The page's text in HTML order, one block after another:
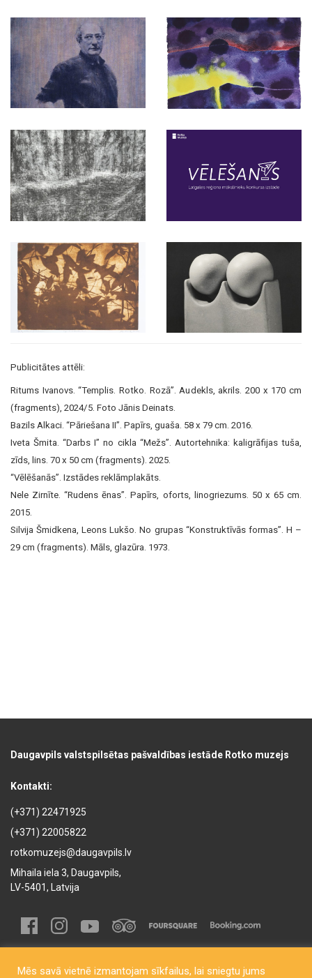
Publicitātes attēli:
Ritums Ivanovs. “Templis. Rotko. Rozā”. Audekls, akrils. 200 x 170 cm
(fragments), 2024/5. Foto Jānis Deinats.
Bazils Alkaci. “Pāriešana II”. Papīrs, guaša. 58 x 79 cm. 2016.
Iveta Šmita. “Darbs I” no cikla “Mežs”. Autortehnika: kaligrāfijas tuša,
zīds, lins. 70 x 50 cm (fragments). 2025.
“Vēlēšanās”. Izstādes reklāmplakāts.
Nele Zirnīte. “Rudens ēnas”. Papīrs, oforts, linogriezums. 50 x 65 cm.
2015.
Silvija Šmidkena, Leons Lukšo. No grupas “Konstruktīvās formas”. H –
29 cm (fragments). Māls, glazūra. 1973.
Daugavpils valstspilsētas pašvaldības iestāde Rotko muzejs
Kontakti:
(+371) 22471925
(+371) 22005822
rotkomuzejs@daugavpils.lv
Mihaila iela 3, Daugavpils,
LV-5401, Latvija
Mēs savā vietnē izmantojam sīkfailus, lai sniegtu jums